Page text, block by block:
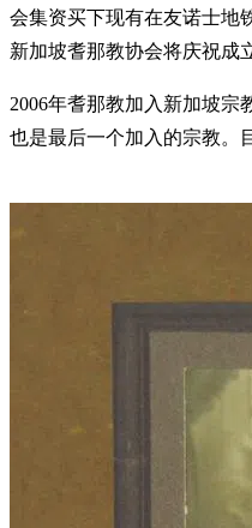
会集资买下现有在友诺士地
新加坡耆那教协会将庆祝成
2006年耆那教加入新加坡宗
也是最后一个加入的宗教。